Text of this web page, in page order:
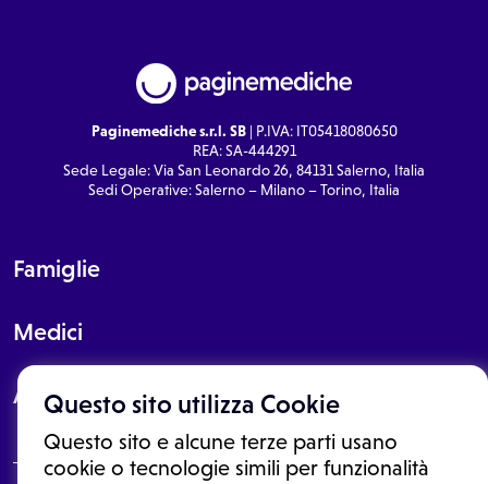
Questo sito utilizza Cookie
Questo sito e alcune terze parti usano
cookie o tecnologie simili per funzionalità
Paginemediche s.r.l. SB| P.IVA: IT05418080650
REA: SA-444291
Sede Legale: Via San Leonardo 26, 84131 Salerno, Italia
Sedi Operative: Salerno – Milano – Torino, Italia
Famiglie
Medici
About